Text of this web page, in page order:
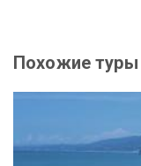
Похожие туры